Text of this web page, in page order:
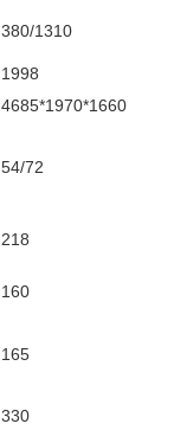
380/1310
1998
4685*1970*1660
54/72
218
160
165
330